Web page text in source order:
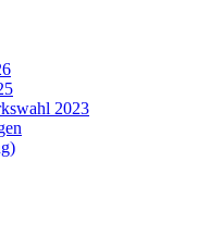
2023